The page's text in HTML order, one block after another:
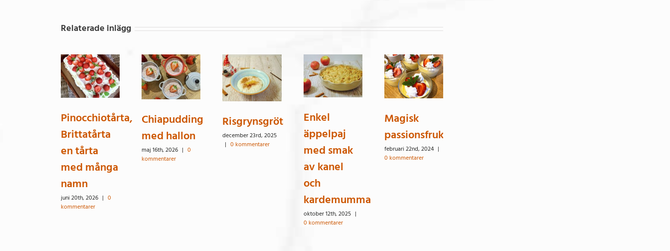
Relaterade inlägg
Pinocchiotårta,
Brittatårta
en tårta
med många
namn
juni 20th, 2026 | 0
kommentarer
Chiapudding
med hallon
maj 16th, 2026 | 0
kommentarer
Risgrynsgröt
december 23rd, 2025
| 0 kommentarer
Enkel
äppelpaj
med smak
av kanel
och
kardemumma
oktober 12th, 2025 |
0 kommentarer
Magisk
passionsfruktsposset
februari 22nd, 2024 |
0 kommentarer